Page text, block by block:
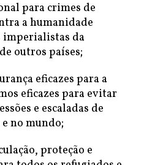
para crimes de
a humanidade
imperialistas da
outros países;
eficazes para a
eficazes para evitar
e escaladas de
no mundo;
proteção e